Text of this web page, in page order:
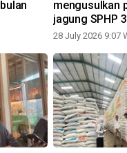
mengusulkan
jagung SPHP
2026
28 July 2026 9:07